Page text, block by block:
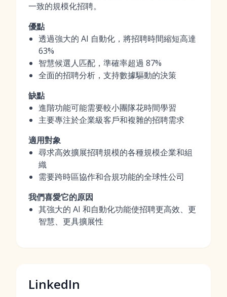
一致的規模化招聘。
優點
透過強大的 AI 自動化，將招聘時間縮短高達
63%
智慧候選人匹配，準確率超過 87%
全面的招聘分析，支持數據驅動的決策
缺點
進階功能可能需要較小團隊花時間學習
主要專注於企業級客戶和複雜的招聘需求
適用對象
尋求高效擴展招聘規模的各種規模企業和組
織
需要跨時區協作和合規功能的全球性公司
我們喜愛它的原因
其強大的 AI 和自動化功能使招聘更高效、更
智慧、更具擴展性
LinkedIn